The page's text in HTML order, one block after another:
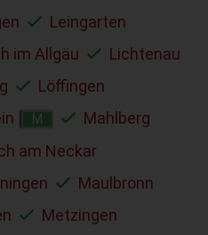
Leingarten
im Allgäu
Lichtenau
Löffingen
M
Mahlberg
am Neckar
Maulbronn
Metzingen